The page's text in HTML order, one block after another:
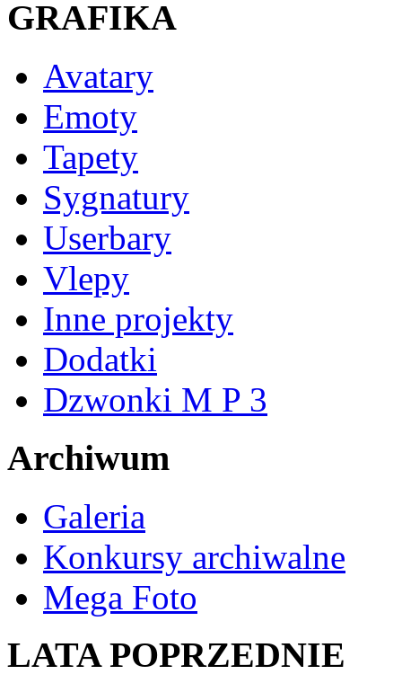
GRAFIKA
Avatary
Emoty
Tapety
Sygnatury
Userbary
Vlepy
Inne projekty
Dodatki
Dzwonki M P 3
Archiwum
Galeria
Konkursy archiwalne
Mega Foto
LATA POPRZEDNIE